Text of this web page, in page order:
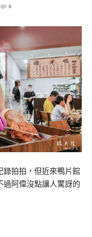
0
錄拍拍，但近來鴨片館
阿偉沒點讓人驚訝的